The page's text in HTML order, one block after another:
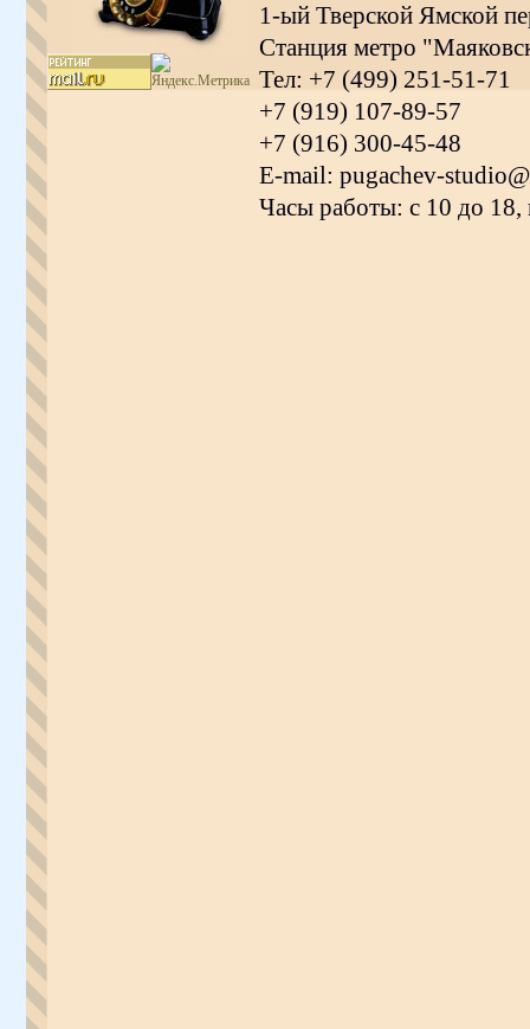
1-ый Тверской Ямской
Станция метро
Тел: +7 (499) 251-51-71
+7 (919) 107-89-57
+7 (916) 300-45-48
E-mail: pugachev-
Часы работы: с 10 до 18,